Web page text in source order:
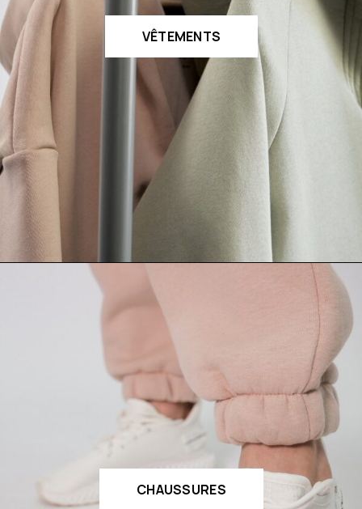
VÊTEMENTS
CHAUSSURES